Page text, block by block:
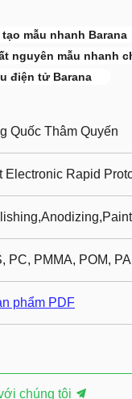
mẫu nhanh Barana
nguyên mẫu nhanh
điện tử Barana
Quốc Thâm Quyến
Electronic Rapid
PC, PMMA, POM,
phẩm PDF
chúng tôi